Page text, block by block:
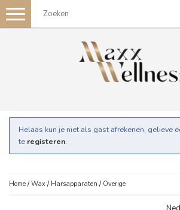
Toggle
navigation
Helaas kun je niet als gast afrekenen, gelieve
te registeren.
Home /Wax / Harsapparaten / Overige